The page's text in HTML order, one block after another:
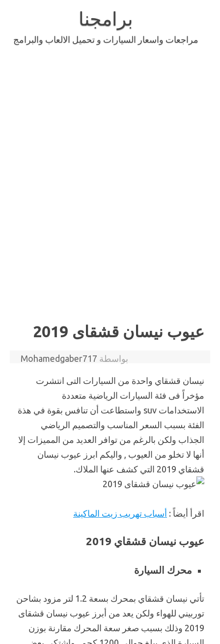
برامجنا
مراجعات واسعار السيارات و تحميل الالعاب والبرامج
عيوب نيسان قشقاى 2019
بواسطة Mohamedgaber717
نيسان قشقاي واحدة من السيارات التى انتشرت
مؤخراً فى فئة السيارات الرياضية متعددة
الاستخدامات suv واستطاعت أن تنافس بقوة في هذة
الفئة بسبب السعر المناسب والتصميم الرياضي
الجذاب ولكن بالرغم من توافر العديد من المميزات إلا
أنها لا تخلو من العيوب , واليكم ابرز عيوب نيسان
قشقاي 2019 التي كشف عنها الملاك.
اقرأ أيضاً : أسباب تهريب زيت الماكينة
عيوب نيسان قشقاي 2019
محرك السيارة
تأتي نيسان قشقاي بمحرك بسعة 1.2 لتر مزود بشاحن
توربيني للهواء ولكن يعد من أبرز عيوب نيسان قشقاى
2019 وذلك بسبب صغر سعة المحرك مقارنة بوزن